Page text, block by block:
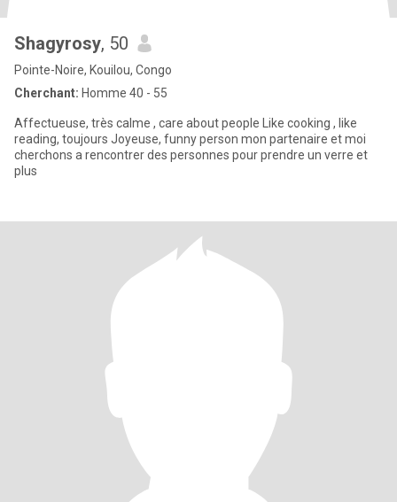
Shagyrosy, 50
Pointe-Noire, Kouilou, Congo
Cherchant: Homme 40 - 55
Affectueuse, très calme , care about people Like cooking , like
reading, toujours Joyeuse, funny person mon partenaire et moi
cherchons a rencontrer des personnes pour prendre un verre et
plus